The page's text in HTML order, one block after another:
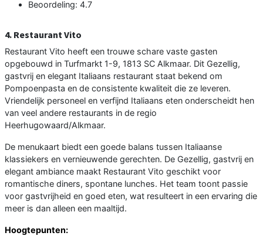
Beoordeling: 4.7
4. Restaurant Vito
Restaurant Vito heeft een trouwe schare vaste gasten
opgebouwd in Turfmarkt 1-9, 1813 SC Alkmaar. Dit Gezellig,
gastvrij en elegant Italiaans restaurant staat bekend om
Pompoenpasta en de consistente kwaliteit die ze leveren.
Vriendelijk personeel en verfijnd Italiaans eten onderscheidt hen
van veel andere restaurants in de regio
Heerhugowaard/Alkmaar.
De menukaart biedt een goede balans tussen Italiaanse
klassiekers en vernieuwende gerechten. De Gezellig, gastvrij en
elegant ambiance maakt Restaurant Vito geschikt voor
romantische diners, spontane lunches. Het team toont passie
voor gastvrijheid en goed eten, wat resulteert in een ervaring die
meer is dan alleen een maaltijd.
Hoogtepunten: